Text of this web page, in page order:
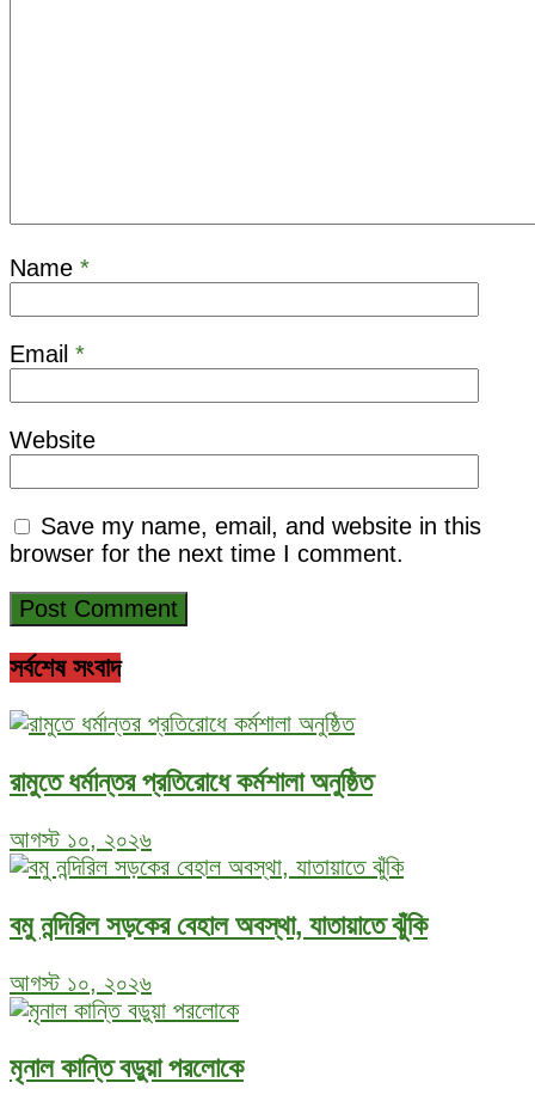
Name *
Email *
Website
Save my name, email, and website in this
browser for the next time I comment.
সর্বশেষ সংবাদ
রামুতে ধর্মান্তর প্রতিরোধে কর্মশালা অনুষ্ঠিত
আগস্ট ১০, ২০২৬
বমু নন্দিরিল সড়কের বেহাল অবস্থা, যাতায়াতে ঝুঁকি
আগস্ট ১০, ২০২৬
মৃনাল কান্তি বড়ুয়া পরলোকে